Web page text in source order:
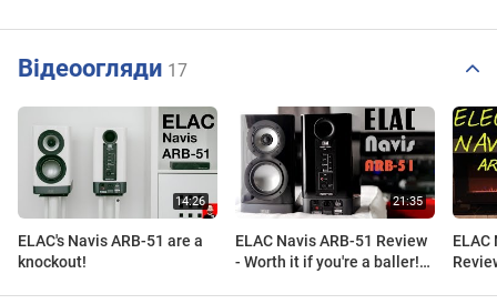
Відеоогляди 17
ELAC's Navis ARB-51 are a
knockout!
ELAC Navis ARB-51 Review
- Worth it if you're a baller!
ELAC